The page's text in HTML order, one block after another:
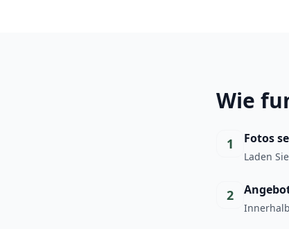
Wie
1 Fotos
Laden
2